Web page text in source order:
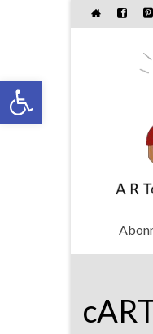
Ouvrir la barre d’outils